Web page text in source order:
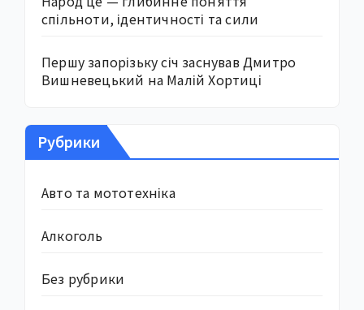
спільноти, ідентичності та сили
Першу запорізьку січ заснував Дмитро
Вишневецький на Малій Хортиці
Рубрики
Авто та мототехніка
Алкоголь
Без рубрики